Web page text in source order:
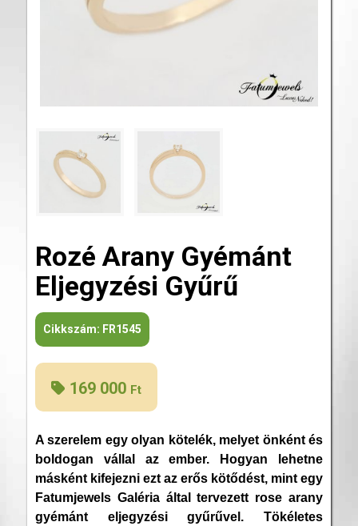
Rozé Arany Gyémánt
Eljegyzési Gyűrű
Cikkszám: FR1545
169 000 Ft
A szerelem egy olyan kötelék, melyet önként és
boldogan vállal az ember. Hogyan lehetne
másként kifejezni ezt az erős kötődést, mint egy
Fatumjewels Galéria által tervezett rose arany
gyémánt eljegyzési gyűrűvel. Tökéletes